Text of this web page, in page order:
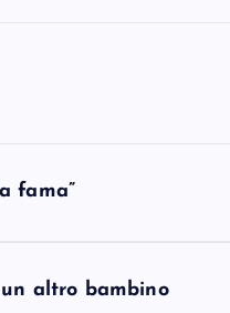
fama”
altro bambino